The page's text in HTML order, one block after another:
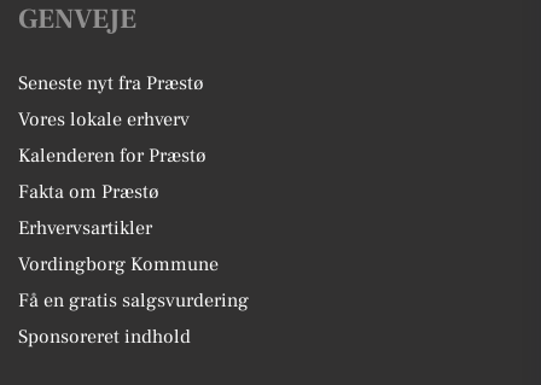
GENVEJE
Seneste nyt fra Præstø
Vores lokale erhverv
Kalenderen for Præstø
Fakta om Præstø
Erhvervsartikler
Vordingborg Kommune
Få en gratis salgsvurdering
Sponsoreret indhold